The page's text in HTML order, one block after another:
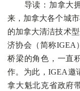
导读：加拿大拥
来，加拿大各个城
的加拿大清洁技术
济协会（简称IGEA
桥梁的角色，一直
作。为此，IGEA邀
拿大魁北克省政府